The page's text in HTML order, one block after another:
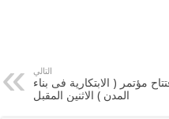
التالي
مؤتمر ( الابتكارية فى بناء
المدن ) الاثنين المقبل